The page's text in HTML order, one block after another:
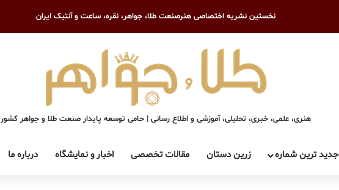
نخستین نشریه اختصاصی هنرصنعت طلا، جواهر، نقره، ساعت و آنتیک ایران
هنری، علمی، خبری، تحلیلی، آموزشی و اطلاع رسانی | حامی توسعه پایدار صنعت طلا و جواهر کشور
جدید ترین شماره زرین دستان مقالات تخصصی اخبار و نمایشگاه درباره ما